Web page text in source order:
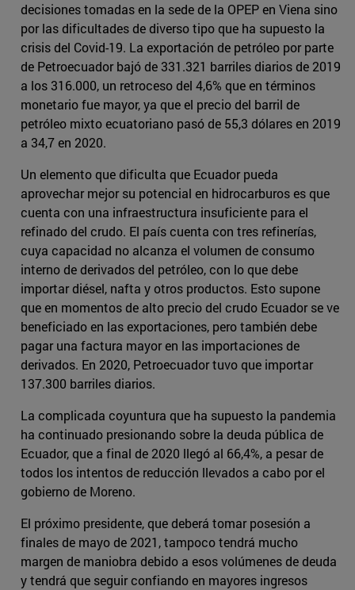
decisiones tomadas en la sede de la OPEP en Viena sino
por las dificultades de diverso tipo que ha supuesto la
crisis del Covid-19. La exportación de petróleo por parte
de Petroecuador bajó de 331.321 barriles diarios de 2019
a los 316.000, un retroceso del 4,6% que en términos
monetario fue mayor, ya que el precio del barril de
petróleo mixto ecuatoriano pasó de 55,3 dólares en 2019
a 34,7 en 2020.
Un elemento que dificulta que Ecuador pueda
aprovechar mejor su potencial en hidrocarburos es que
cuenta con una infraestructura insuficiente para el
refinado del crudo. El país cuenta con tres refinerías,
cuya capacidad no alcanza el volumen de consumo
interno de derivados del petróleo, con lo que debe
importar diésel, nafta y otros productos. Esto supone
que en momentos de alto precio del crudo Ecuador se ve
beneficiado en las exportaciones, pero también debe
pagar una factura mayor en las importaciones de
derivados. En 2020, Petroecuador tuvo que importar
137.300 barriles diarios.
La complicada coyuntura que ha supuesto la pandemia
ha continuado presionando sobre la deuda pública de
Ecuador, que a final de 2020 llegó al 66,4%, a pesar de
todos los intentos de reducción llevados a cabo por el
gobierno de Moreno.
El próximo presidente, que deberá tomar posesión a
finales de mayo de 2021, tampoco tendrá mucho
margen de maniobra debido a esos volúmenes de deuda
y tendrá que seguir confiando en mayores ingresos